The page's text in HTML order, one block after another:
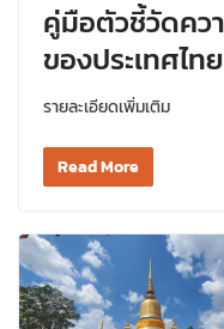
คู่มือตัวชี้วัดคว
ของประเทศไทย
รายละเอียดเพิ่มเติม
Read More